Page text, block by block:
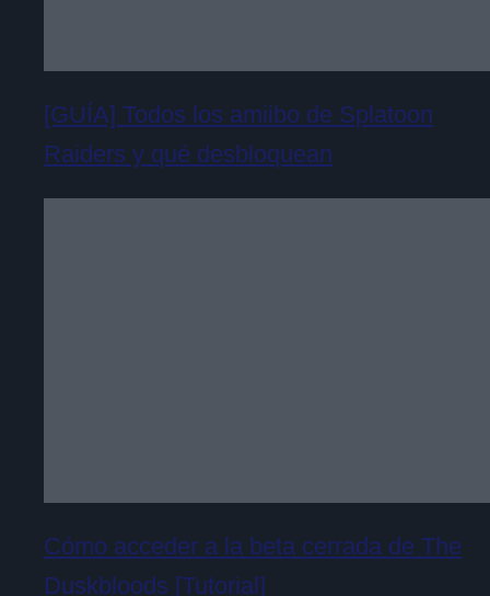
[GUÍA] Todos los amiibo de Splatoon
Raiders y qué desbloquean
Cómo acceder a la beta cerrada de The
Duskbloods [Tutorial]